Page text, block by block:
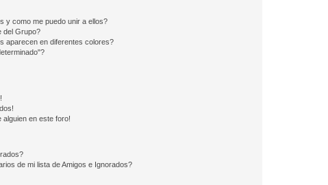
y como me puedo unir a ellos?
del Grupo?
aparecen en diferentes colores?
alguien en este foro!
de mi lista de Amigos e Ignorados?